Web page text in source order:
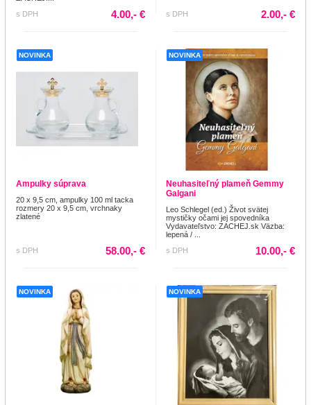
s DPH
4.00,- € s DPH 2.00,- €
NOVINKA
Ampulky súprava
20 x 9,5 cm, ampulky 100 ml tacka
rozmery 20 x 9,5 cm, vrchnaky
zlatené
s DPH 58.00,- €
NOVINKA
Neuhasiteľný plameň Gemmy
Galgani
Leo Schlegel (ed.) Život svätej
mystičky očami jej spovedníka
Vydavateľstvo: ZACHEJ.sk Väzba:
lepená / ...
s DPH
10.00,- €
NOVINKA NOVINKA